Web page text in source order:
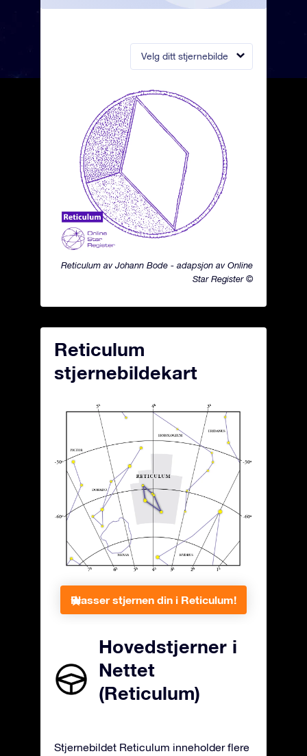
Velg ditt stjernebilde
Reticulum av Johann Bode - adapsjon av Online
Star Register ©
Reticulum
stjernebildekart
Plasser stjernen din i Reticulum!
Hovedstjerner i
Nettet
(Reticulum)
Stjernebildet Reticulum inneholder flere